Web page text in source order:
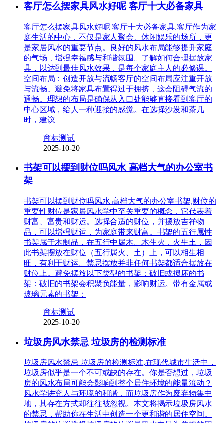
客厅怎么摆家具风水好呢 客厅十大必备家具
客厅怎么摆家具风水好呢 客厅十大必备家具,客厅作为家
庭生活的中心，不仅是家人聚会、休闲娱乐的场所，更
是家居风水的重要节点。良好的风水布局能够提升家庭
的气场，增强幸福感与和谐氛围。了解如何合理摆放家
具，以达到最佳风水效果，是每个家庭主人的必修课。
空间布局：创造开放与流畅客厅的空间布局应注重开放
与流畅。避免将家具布置得过于拥挤，这会阻碍气流的
通畅。理想的布局是确保从入口处能够直接看到客厅的
中心区域，给人一种迎接的感觉。在选择沙发和茶几
时，建议
商标测试
2025-10-20
书架可以摆到财位吗风水 高档大气的办公室书
架
书架可以摆到财位吗风水 高档大气的办公室书架,财位的
重要性财位是家居风水学中至关重要的概念，它代表着
财富、富贵和财运。选择合适的财位，并摆放吉祥物
品，可以增强财运，为家庭带来财富。书架的五行属性
书架属于木制品，在五行中属木。木生火，火生土，因
此书架摆放在财位（五行属火、土）上，可以相生相
旺，有利于财运。禁忌摆放并非任何书架都适合摆放在
财位上。避免摆放以下类型的书架：破旧或损坏的书
架：破旧的书架会积聚负能量，影响财运。带有金属或
玻璃元素的书架：
商标测试
2025-10-20
垃圾房风水禁忌 垃圾房的检测标准
垃圾房风水禁忌 垃圾房的检测标准,在现代城市生活中，
垃圾房似乎是一个不可或缺的存在。你是否想过，垃圾
房的风水布局可能会影响到整个居住环境的能量流动？
风水学讲究人与环境的和谐，而垃圾房作为废弃物集中
地，其存在方式却往往被忽视。本文将揭示垃圾房风水
的禁忌，帮助你在生活中创造一个更和谐的居住空间。